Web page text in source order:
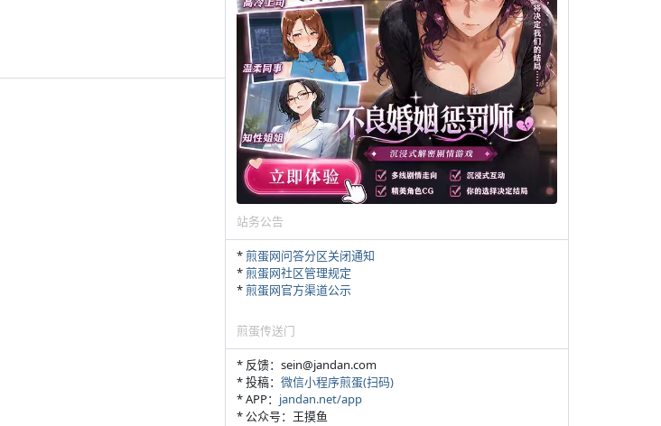
站务公告
*煎蛋网问答分区关闭通知
*煎蛋网社区管理规定
*煎蛋网官方渠道公示
煎蛋传送门
* 反馈：sein@jandan.com
* 投稿： 微信小程序煎蛋(扫码)
* APP： jandan.net/app
* 公众号：王摸鱼